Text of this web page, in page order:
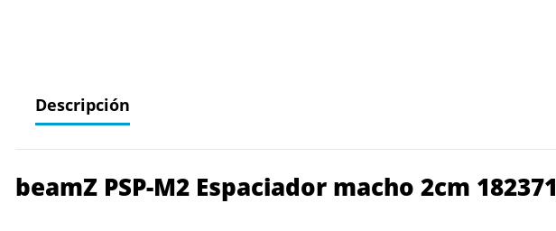
Descripción
beamZ PSP-M2 Espaciador macho 2cm 182371